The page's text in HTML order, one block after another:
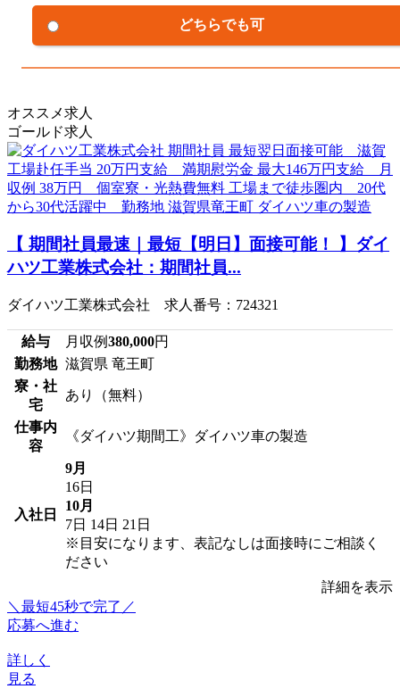
どちらでも可
オススメ求人
ゴールド求人
【 期間社員最速｜最短【明日】面接可能！ 】ダイ
ハツ工業株式会社：期間社員...
ダイハツ工業株式会社 求人番号：724321
給与 月収例380,000円
勤務地 滋賀県 竜王町
寮・社
宅
あり（無料）
仕事内
容
《ダイハツ期間工》ダイハツ車の製造
入社日
9月
16日
10月
7日 14日 21日
※目安になります、表記なしは面接時にご相談く
ださい
詳細を表示
＼最短45秒で完了／
応募へ進む
詳しく
見る